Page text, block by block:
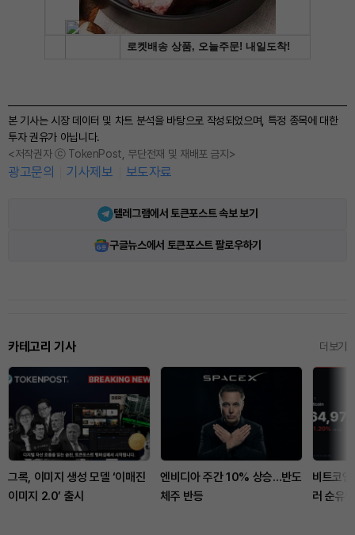
본 기사는 시장 데이터 및 차트 분석을 바탕으로 작성되었으며, 특정 종목에 대한
투자 권유가 아닙니다.
<저작권자 ⓒ TokenPost, 무단전재 및 재배포 금지>
광고문의 기사제보 보도자료
텔레그램에서 토큰포스트 속보 보기
구글뉴스에서 토큰포스트 팔로우하기
카테고리 기사 더보기
그록, 이미지 생성 모델 ‘이매진
이미지 2.0’ 출시
엔비디아 주간 10% 상승…반도
체주 반등
비트코
러 순유